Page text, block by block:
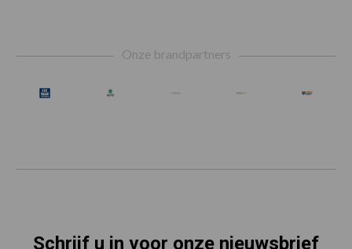
Onze brandpartners
Schrijf u in voor onze nieuwsbrief